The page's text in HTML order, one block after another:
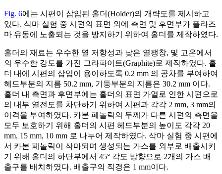
Fig. 6에는 시편이 삽입된 홀더(Holder)의 개략도를 제시하고
있다. 삭마 실험 중 시편의 표면 외에 측면 및 후면부가 플라즈
마 유동에 노출되는 것을 방지하기 위하여 홀더를 제작하였다.
홀더의 재료는 우수한 열 저항성과 낮은 열팽창, 및 고온에서
의 우수한 강도를 가진 그라파이트(Graphite)로 제작하였다. 홀
더 내에 시편의 삽입이 용이하도록 0.2 mm 의 공차를 부여하여
헤드부분의 지름 50.2 mm, 기둥부분의 지름은 30.2 mm 이다.
홀더 내 측면과 후면부에는 홀더의 표면 가열로 인한 시편으로
의 내부 열전도를 차단하기 위하여 시편과 각각 2 mm, 3 mm의
이격을 부여하였다. 카본 페놀릭의 두께가 다른 시편의 측면을
모두 보호하기 위해 홀더의 시편 헤드부분의 높이도 각각 20
mm, 15 mm, 10 mm 로 나누어 제작하였다. 삭마 실험 중 시편에
서 카본 페놀릭이 삭마되며 생성되는 가스를 외부로 배출시키
기 위해 홀더의 하단부에서 45° 각도 방향으로 2개의 가스 배
출구를 배치하였다. 배출구의 직경은 1 mm이다.